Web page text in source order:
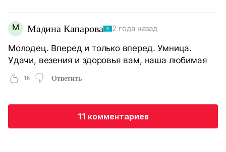
М Мадина Капарова 2 года назад
Молодец. Вперед и только вперед. Умница.
Удачи, везения и здоровья вам, наша любимая
16 Ответить
11 комментариев